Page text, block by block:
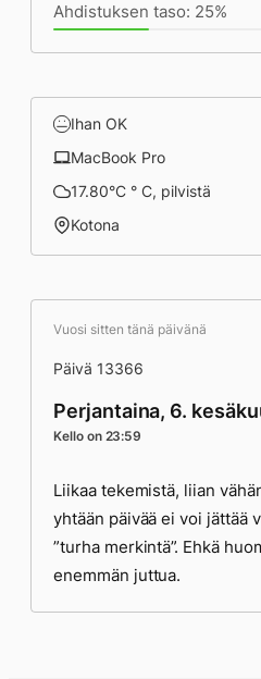
Ahdistuksen taso: 25%
Ihan OK
MacBook Pro
17.80°C ° C, pilvistä
Kotona
Vuosi sitten tänä päivänä
Päivä 13366
Perjantaina, 6.
Kello on 23:59
Liikaa tekemistä, liian
yhtään päivää ei voi jättää
”turha merkintä”. Ehkä
enemmän juttua.